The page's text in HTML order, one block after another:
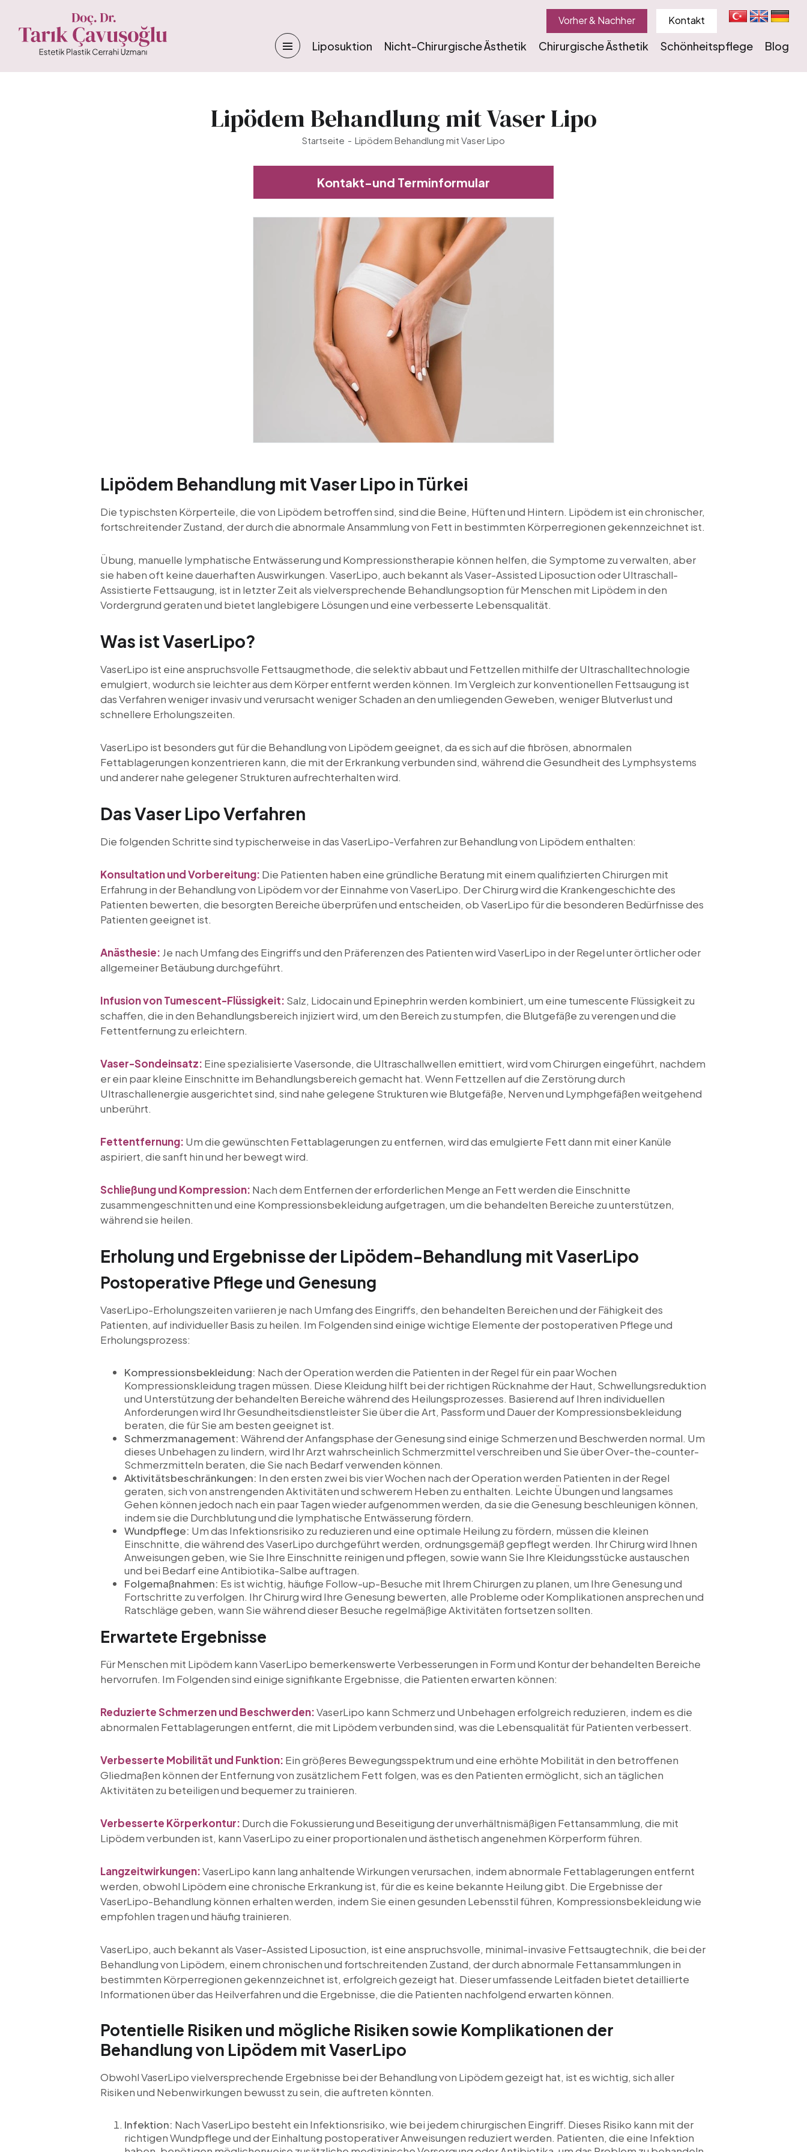
Vorher & Nachher Kontakt
Liposuktion Nicht-Chirurgische Ästhetik Chirurgische Ästhetik Schönheitspflege Blog
Lipödem Behandlung mit Vaser Lipo
Startseite Lipödem Behandlung mit Vaser Lipo
Kontakt-und Terminformular
Lipödem Behandlung mit Vaser Lipo in Türkei
Die typischsten Körperteile, die von Lipödem betroffen sind, sind die Beine, Hüften und Hintern. Lipödem ist ein chronischer,
fortschreitender Zustand, der durch die abnormale Ansammlung von Fett in bestimmten Körperregionen gekennzeichnet ist.
Übung, manuelle lymphatische Entwässerung und Kompressionstherapie können helfen, die Symptome zu verwalten, aber
sie haben oft keine dauerhaften Auswirkungen. VaserLipo, auch bekannt als Vaser-Assisted Liposuction oder Ultraschall-
Assistierte Fettsaugung, ist in letzter Zeit als vielversprechende Behandlungsoption für Menschen mit Lipödem in den
Vordergrund geraten und bietet langlebigere Lösungen und eine verbesserte Lebensqualität.
Was ist VaserLipo?
VaserLipo ist eine anspruchsvolle Fettsaugmethode, die selektiv abbaut und Fettzellen mithilfe der Ultraschalltechnologie
emulgiert, wodurch sie leichter aus dem Körper entfernt werden können. Im Vergleich zur konventionellen Fettsaugung ist
das Verfahren weniger invasiv und verursacht weniger Schaden an den umliegenden Geweben, weniger Blutverlust und
schnellere Erholungszeiten.
VaserLipo ist besonders gut für die Behandlung von Lipödem geeignet, da es sich auf die fibrösen, abnormalen
Fettablagerungen konzentrieren kann, die mit der Erkrankung verbunden sind, während die Gesundheit des Lymphsystems
und anderer nahe gelegener Strukturen aufrechterhalten wird.
Das Vaser Lipo Verfahren
Die folgenden Schritte sind typischerweise in das VaserLipo-Verfahren zur Behandlung von Lipödem enthalten:
Konsultation und Vorbereitung: Die Patienten haben eine gründliche Beratung mit einem qualifizierten Chirurgen mit
Erfahrung in der Behandlung von Lipödem vor der Einnahme von VaserLipo. Der Chirurg wird die Krankengeschichte des
Patienten bewerten, die besorgten Bereiche überprüfen und entscheiden, ob VaserLipo für die besonderen Bedürfnisse des
Patienten geeignet ist.
Anästhesie: Je nach Umfang des Eingriffs und den Präferenzen des Patienten wird VaserLipo in der Regel unter örtlicher oder
allgemeiner Betäubung durchgeführt.
Infusion von Tumescent-Flüssigkeit: Salz, Lidocain und Epinephrin werden kombiniert, um eine tumescente Flüssigkeit zu
schaffen, die in den Behandlungsbereich injiziert wird, um den Bereich zu stumpfen, die Blutgefäße zu verengen und die
Fettentfernung zu erleichtern.
Vaser-Sondeinsatz: Eine spezialisierte Vasersonde, die Ultraschallwellen emittiert, wird vom Chirurgen eingeführt, nachdem
er ein paar kleine Einschnitte im Behandlungsbereich gemacht hat. Wenn Fettzellen auf die Zerstörung durch
Ultraschallenergie ausgerichtet sind, sind nahe gelegene Strukturen wie Blutgefäße, Nerven und Lymphgefäßen weitgehend
unberührt.
Fettentfernung: Um die gewünschten Fettablagerungen zu entfernen, wird das emulgierte Fett dann mit einer Kanüle
aspiriert, die sanft hin und her bewegt wird.
Schließung und Kompression: Nach dem Entfernen der erforderlichen Menge an Fett werden die Einschnitte
zusammengeschnitten und eine Kompressionsbekleidung aufgetragen, um die behandelten Bereiche zu unterstützen,
während sie heilen.
Erholung und Ergebnisse der Lipödem-Behandlung mit VaserLipo
Postoperative Pflege und Genesung
VaserLipo-Erholungszeiten variieren je nach Umfang des Eingriffs, den behandelten Bereichen und der Fähigkeit des
Patienten, auf individueller Basis zu heilen. Im Folgenden sind einige wichtige Elemente der postoperativen Pflege und
Erholungsprozess:
Kompressionsbekleidung: Nach der Operation werden die Patienten in der Regel für ein paar Wochen
Kompressionskleidung tragen müssen. Diese Kleidung hilft bei der richtigen Rücknahme der Haut, Schwellungsreduktion
und Unterstützung der behandelten Bereiche während des Heilungsprozesses. Basierend auf Ihren individuellen
Anforderungen wird Ihr Gesundheitsdienstleister Sie über die Art, Passform und Dauer der Kompressionsbekleidung
beraten, die für Sie am besten geeignet ist.
Schmerzmanagement: Während der Anfangsphase der Genesung sind einige Schmerzen und Beschwerden normal. Um
dieses Unbehagen zu lindern, wird Ihr Arzt wahrscheinlich Schmerzmittel verschreiben und Sie über Over-the-counter-
Schmerzmitteln beraten, die Sie nach Bedarf verwenden können.
Aktivitätsbeschränkungen: In den ersten zwei bis vier Wochen nach der Operation werden Patienten in der Regel
geraten, sich von anstrengenden Aktivitäten und schwerem Heben zu enthalten. Leichte Übungen und langsames
Gehen können jedoch nach ein paar Tagen wieder aufgenommen werden, da sie die Genesung beschleunigen können,
indem sie die Durchblutung und die lymphatische Entwässerung fördern.
Wundpflege: Um das Infektionsrisiko zu reduzieren und eine optimale Heilung zu fördern, müssen die kleinen
Einschnitte, die während des VaserLipo durchgeführt werden, ordnungsgemäß gepflegt werden. Ihr Chirurg wird Ihnen
Anweisungen geben, wie Sie Ihre Einschnitte reinigen und pflegen, sowie wann Sie Ihre Kleidungsstücke austauschen
und bei Bedarf eine Antibiotika-Salbe auftragen.
Folgemaßnahmen: Es ist wichtig, häufige Follow-up-Besuche mit Ihrem Chirurgen zu planen, um Ihre Genesung und
Fortschritte zu verfolgen. Ihr Chirurg wird Ihre Genesung bewerten, alle Probleme oder Komplikationen ansprechen und
Ratschläge geben, wann Sie während dieser Besuche regelmäßige Aktivitäten fortsetzen sollten.
Erwartete Ergebnisse
Für Menschen mit Lipödem kann VaserLipo bemerkenswerte Verbesserungen in Form und Kontur der behandelten Bereiche
hervorrufen. Im Folgenden sind einige signifikante Ergebnisse, die Patienten erwarten können:
Reduzierte Schmerzen und Beschwerden:VaserLipo kann Schmerz und Unbehagen erfolgreich reduzieren, indem es die
abnormalen Fettablagerungen entfernt, die mit Lipödem verbunden sind, was die Lebensqualität für Patienten verbessert.
Verbesserte Mobilität und Funktion: Ein größeres Bewegungsspektrum und eine erhöhte Mobilität in den betroffenen
Gliedmaßen können der Entfernung von zusätzlichem Fett folgen, was es den Patienten ermöglicht, sich an täglichen
Aktivitäten zu beteiligen und bequemer zu trainieren.
Verbesserte Körperkontur: Durch die Fokussierung und Beseitigung der unverhältnismäßigen Fettansammlung, die mit
Lipödem verbunden ist, kann VaserLipo zu einer proportionalen und ästhetisch angenehmen Körperform führen.
Langzeitwirkungen:VaserLipo kann lang anhaltende Wirkungen verursachen, indem abnormale Fettablagerungen entfernt
werden, obwohl Lipödem eine chronische Erkrankung ist, für die es keine bekannte Heilung gibt. Die Ergebnisse der
VaserLipo-Behandlung können erhalten werden, indem Sie einen gesunden Lebensstil führen, Kompressionsbekleidung wie
empfohlen tragen und häufig trainieren.
VaserLipo, auch bekannt als Vaser-Assisted Liposuction, ist eine anspruchsvolle, minimal-invasive Fettsaugtechnik, die bei der
Behandlung von Lipödem, einem chronischen und fortschreitenden Zustand, der durch abnormale Fettansammlungen in
bestimmten Körperregionen gekennzeichnet ist, erfolgreich gezeigt hat. Dieser umfassende Leitfaden bietet detaillierte
Informationen über das Heilverfahren und die Ergebnisse, die die Patienten nachfolgend erwarten können.
Potentielle Risiken und mögliche Risiken sowie Komplikationen der
Behandlung von Lipödem mit VaserLipo
Obwohl VaserLipo vielversprechende Ergebnisse bei der Behandlung von Lipödem gezeigt hat, ist es wichtig, sich aller
Risiken und Nebenwirkungen bewusst zu sein, die auftreten könnten.
Infektion: Nach VaserLipo besteht ein Infektionsrisiko, wie bei jedem chirurgischen Eingriff. Dieses Risiko kann mit der
richtigen Wundpflege und der Einhaltung postoperativer Anweisungen reduziert werden. Patienten, die eine Infektion